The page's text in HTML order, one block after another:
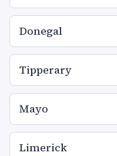
Donegal
Tipperary
Mayo
Limerick